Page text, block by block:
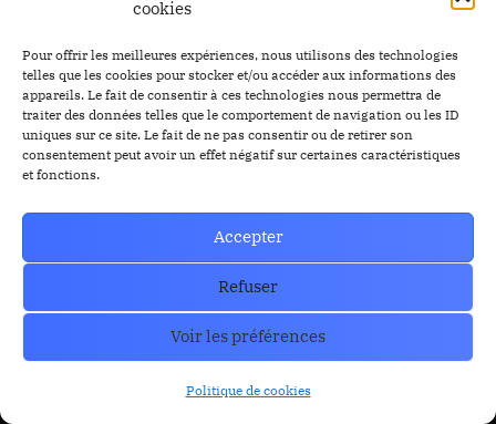
cookies
Pour offrir les meilleures expériences, nous utilisons des technologies
telles que les cookies pour stocker et/ou accéder aux informations des
appareils. Le fait de consentir à ces technologies nous permettra de
traiter des données telles que le comportement de navigation ou les ID
uniques sur ce site. Le fait de ne pas consentir ou de retirer son
consentement peut avoir un effet négatif sur certaines caractéristiques
et fonctions.
Accepter
Refuser
Voir les préférences
Politique de cookies
Trust Wallet Permet Désormais de Gagner de l’Argent
Sans Trader ? Les Nouvelles Options Dévoilées !